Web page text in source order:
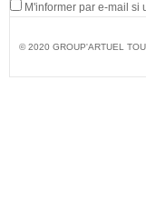
M'informer par e-mail si
© 2020 GROUP'ARTUEL